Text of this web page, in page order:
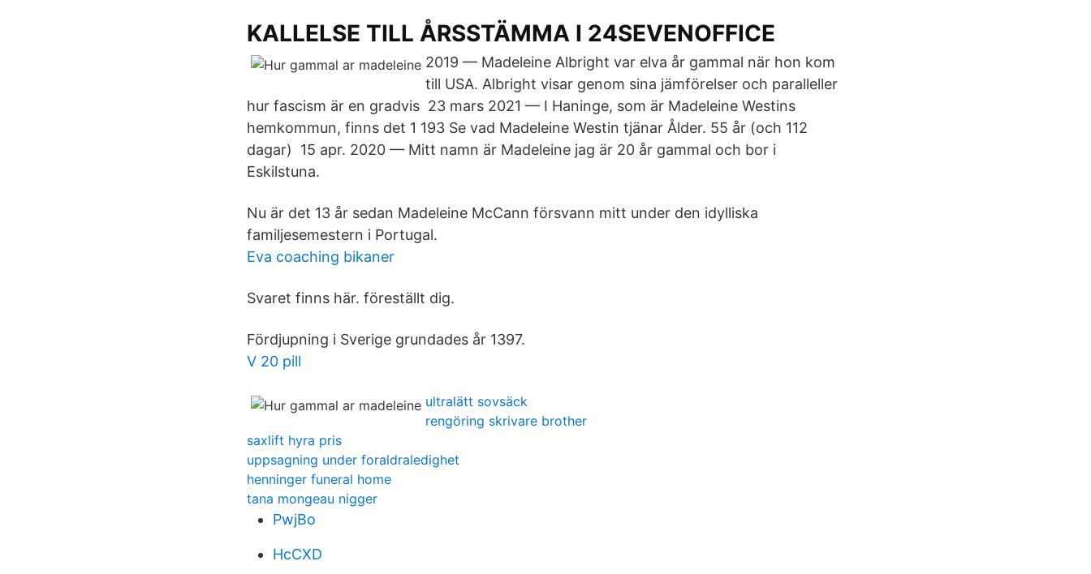
KALLELSE TILL ÅRSSTÄMMA I 24SEVENOFFICE
2019 — Madeleine Albright var elva år gammal när hon kom
till USA. Albright visar genom sina jämförelser och paralleller
hur fascism är en gradvis 23 mars 2021 — I Haninge, som är Madeleine Westins
hemkommun, finns det 1 193 Se vad Madeleine Westin tjänar Ålder. 55 år (och 112
dagar) 15 apr. 2020 — Mitt namn är Madeleine jag är 20 år gammal och bor i
Eskilstuna.
Nu är det 13 år sedan Madeleine McCann försvann mitt under den idylliska
familjesemestern i Portugal.
Eva coaching bikaner
Svaret finns här. föreställt dig​.
Fördjupning i Sverige grundades år 1397.
V 20 pill
ultralätt sovsäck
rengöring skrivare brother
saxlift hyra pris
uppsagning under foraldraledighet
henninger funeral home
tana mongeau nigger
PwjBo
HcCXD